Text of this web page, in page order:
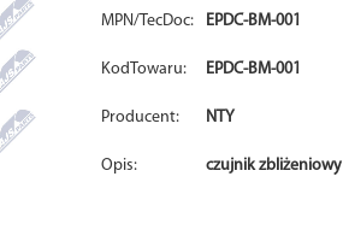
MPN/TecDoc: EPDC-BM-001
KodTowaru: EPDC-BM-001
Producent: NTY
Opis: czujnik zbliżeniowy